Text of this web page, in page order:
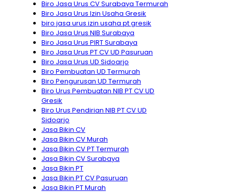
Biro Jasa Urus CV Surabaya Termurah
Biro Jasa Urus Izin Usaha Gresik
biro jasa urus izin usaha pt gresik
Biro Jasa Urus NIB Surabaya
Biro Jasa Urus PIRT Surabaya
Biro Jasa Urus PT CV UD Pasuruan
Biro Jasa Urus UD Sidoarjo
Biro Pembuatan UD Termurah
Biro Pengurusan UD Termurah
Biro Urus Pembuatan NIB PT CV UD
Gresik
Biro Urus Pendirian NIB PT CV UD
Sidoarjo
Jasa Bikin CV
Jasa Bikin CV Murah
Jasa Bikin CV PT Termurah
Jasa Bikin CV Surabaya
Jasa Bikin PT
Jasa Bikin PT CV Pasuruan
Jasa Bikin PT Murah